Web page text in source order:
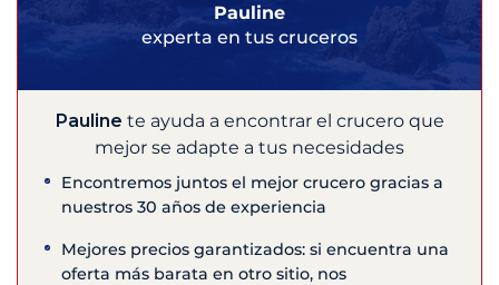
Pauline
experta en tus cruceros
Pauline te ayuda a encontrar el crucero que
mejor se adapte a tus necesidades
Encontremos juntos el mejor crucero gracias a
nuestros 30 años de experiencia
Mejores precios garantizados: si encuentra una
oferta más barata en otro sitio, nos